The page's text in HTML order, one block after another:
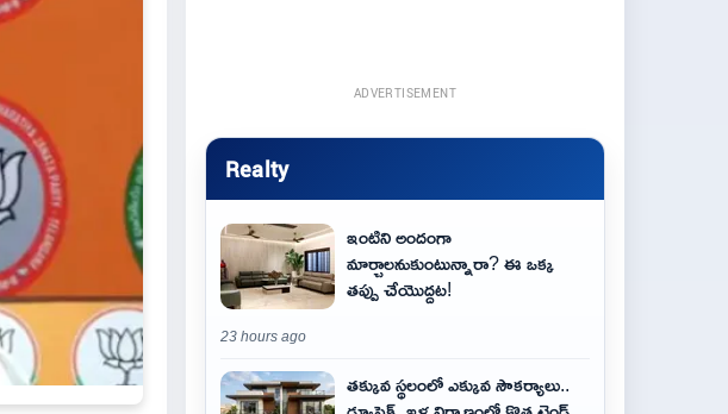
ADVERTISEMENT
Realty
ఇంటిని అందంగా
మార్చాలనుకుంటున్నారా? ఈ ఒక్క
తప్పు చేయొద్దట!
23 hours ago
తక్కువ స్థలంలో ఎక్కువ సౌకర్యాలు..